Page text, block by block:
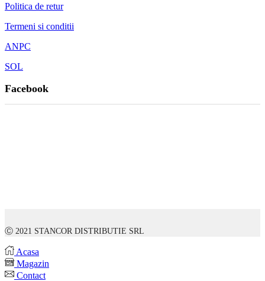
Politica de retur
Termeni si conditii
ANPC
SOL
Facebook
Ⓒ 2021 STANCOR DISTRIBUTIE SRL
Acasa
Magazin
Contact